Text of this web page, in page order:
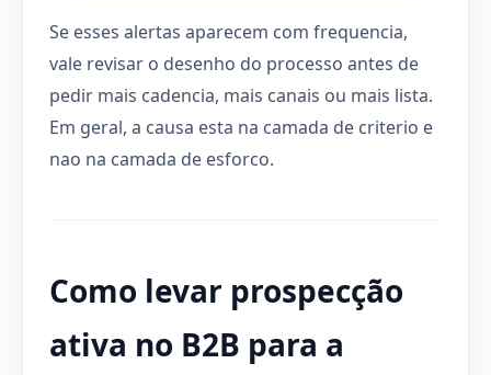
Se esses alertas aparecem com frequencia,
vale revisar o desenho do processo antes de
pedir mais cadencia, mais canais ou mais lista.
Em geral, a causa esta na camada de criterio e
nao na camada de esforco.
Como levar prospecção
ativa no B2B para a